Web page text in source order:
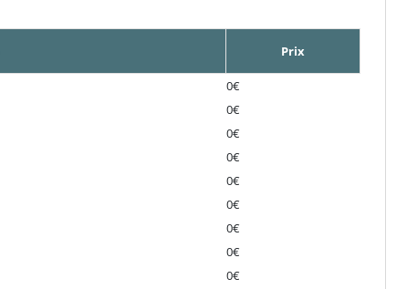
Prix
0€
0€
0€
0€
0€
0€
0€
0€
0€